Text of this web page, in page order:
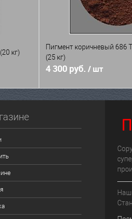
кг)
Пигмент коричневый 686
(25 кг)
4 300 руб. / шт
Наш